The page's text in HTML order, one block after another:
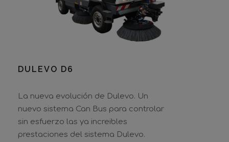
DULEVO D6
La nueva evolución de Dulevo. Un
nuevo sistema Can Bus para controlar
sin esfuerzo las ya increibles
prestaciones del sistema Dulevo.